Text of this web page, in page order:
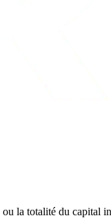
la totalité du capital